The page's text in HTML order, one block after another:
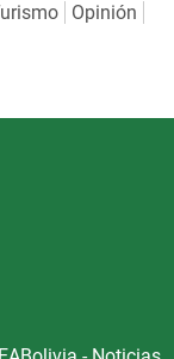
Opinión